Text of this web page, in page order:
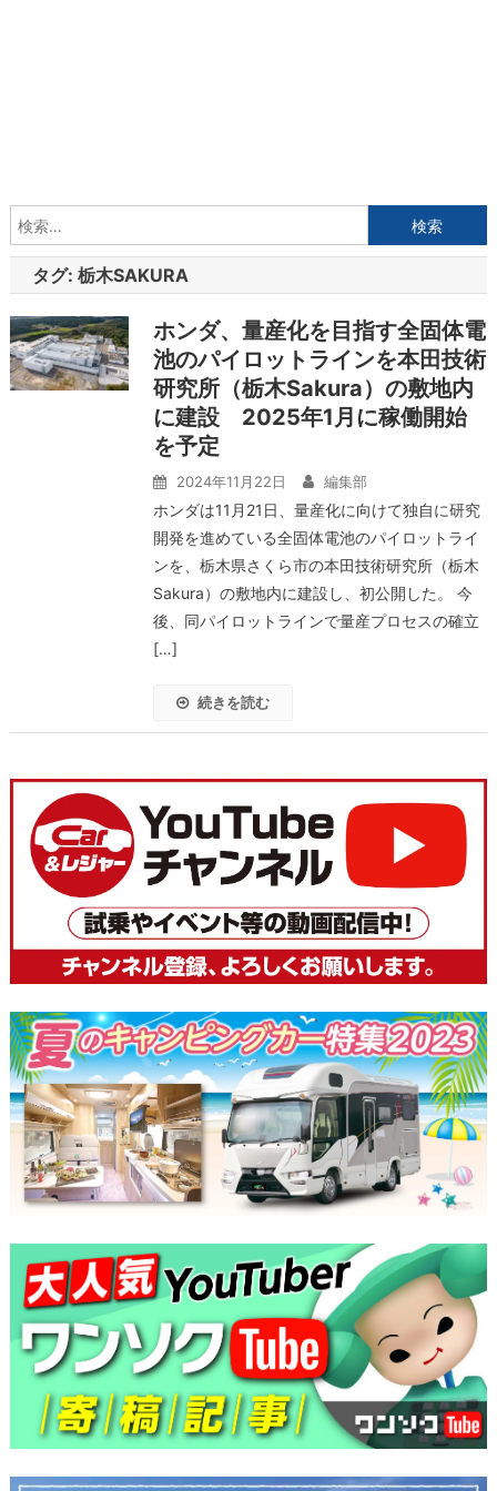
索:
タグ: 栃木SAKURA
ホンダ、量産化を目指す全固体電
池のパイロットラインを本田技術
研究所（栃木Sakura）の敷地内
に建設 2025年1月に稼働開始
を予定
2024年11月22日 編集部
ホンダは11月21日、量産化に向けて独自に研究
開発を進めている全固体電池のパイロットライ
ンを、栃木県さくら市の本田技術研究所（栃木
Sakura）の敷地内に建設し、初公開した。 今
後、同パイロットラインで量産プロセスの確立
[…]
続きを読む